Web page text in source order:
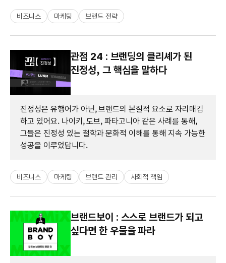
비즈니스 마케팅 브랜드 전략
관점 24 : 브랜딩의 클리셰가 된
진정성, 그 핵심을 말하다
진정성은 유행어가 아닌, 브랜드의 본질적 요소로 자리매김
하고 있어요. 나이키, 도브, 파타고니아 같은 사례를 통해,
그들은 진정성 있는 철학과 문화적 이해를 통해 지속 가능한
성공을 이루었답니다.
비즈니스 마케팅 브랜드 관리 사회적 책임
브랜드보이 : 스스로 브랜드가 되고
싶다면 한 우물을 파라